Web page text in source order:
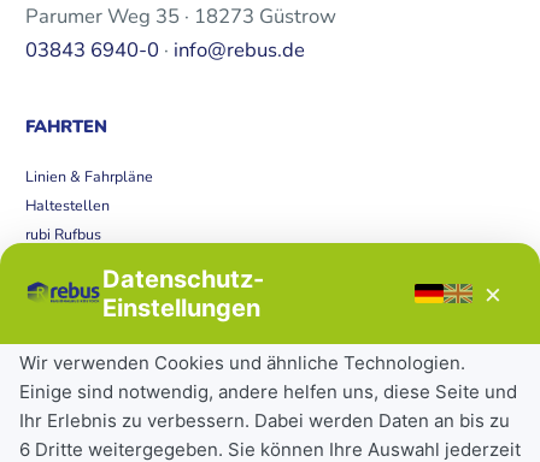
Parumer Weg 35 · 18273 Güstrow
03843 6940-0 · info@rebus.de
FAHRTEN
Linien & Fahrpläne
Haltestellen
rubi Rufbus
Störungen
Tickets & Tarife
Deutschlandticket
Schülerkarte
Einzeltickets
Datenschutz-
Einstellungen
×
Wir verwenden Cookies und ähnliche Technologien.
Einige sind notwendig, andere helfen uns, diese Seite und
Ihr Erlebnis zu verbessern. Dabei werden Daten an bis zu
6 Dritte weitergegeben. Sie können Ihre Auswahl jederzeit